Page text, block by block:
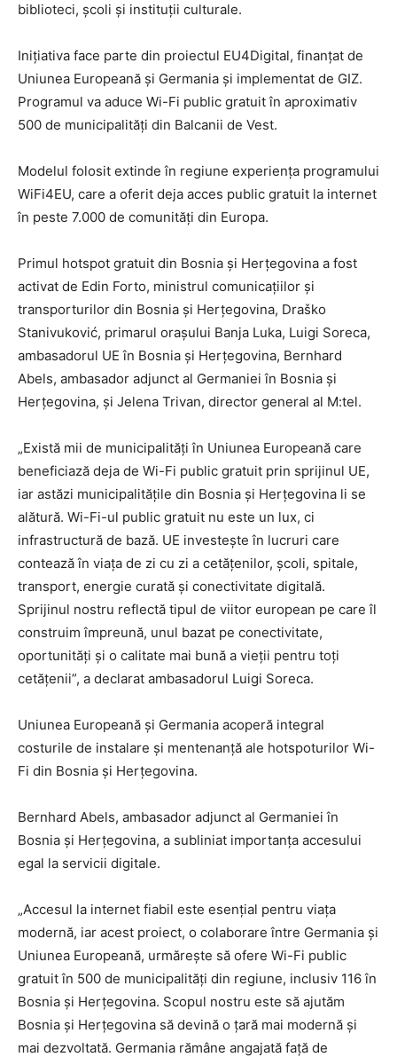
biblioteci, școli și instituții culturale.
Inițiativa face parte din proiectul EU4Digital, finanțat de
Uniunea Europeană și Germania și implementat de GIZ.
Programul va aduce Wi-Fi public gratuit în aproximativ
500 de municipalități din Balcanii de Vest.
Modelul folosit extinde în regiune experiența programului
WiFi4EU, care a oferit deja acces public gratuit la internet
în peste 7.000 de comunități din Europa.
Primul hotspot gratuit din Bosnia și Herțegovina a fost
activat de Edin Forto, ministrul comunicațiilor și
transporturilor din Bosnia și Herțegovina, Draško
Stanivuković, primarul orașului Banja Luka, Luigi Soreca,
ambasadorul UE în Bosnia și Herțegovina, Bernhard
Abels, ambasador adjunct al Germaniei în Bosnia și
Herțegovina, și Jelena Trivan, director general al M:tel.
„Există mii de municipalități în Uniunea Europeană care
beneficiază deja de Wi-Fi public gratuit prin sprijinul UE,
iar astăzi municipalitățile din Bosnia și Herțegovina li se
alătură. Wi-Fi-ul public gratuit nu este un lux, ci
infrastructură de bază. UE investește în lucruri care
contează în viața de zi cu zi a cetățenilor, școli, spitale,
transport, energie curată și conectivitate digitală.
Sprijinul nostru reflectă tipul de viitor european pe care îl
construim împreună, unul bazat pe conectivitate,
oportunități și o calitate mai bună a vieții pentru toți
cetățenii”, a declarat ambasadorul Luigi Soreca.
Uniunea Europeană și Germania acoperă integral
costurile de instalare și mentenanță ale hotspoturilor Wi-
Fi din Bosnia și Herțegovina.
Bernhard Abels, ambasador adjunct al Germaniei în
Bosnia și Herțegovina, a subliniat importanța accesului
egal la servicii digitale.
„Accesul la internet fiabil este esențial pentru viața
modernă, iar acest proiect, o colaborare între Germania și
Uniunea Europeană, urmărește să ofere Wi-Fi public
gratuit în 500 de municipalități din regiune, inclusiv 116 în
Bosnia și Herțegovina. Scopul nostru este să ajutăm
Bosnia și Herțegovina să devină o țară mai modernă și
mai dezvoltată. Germania rămâne angajată față de